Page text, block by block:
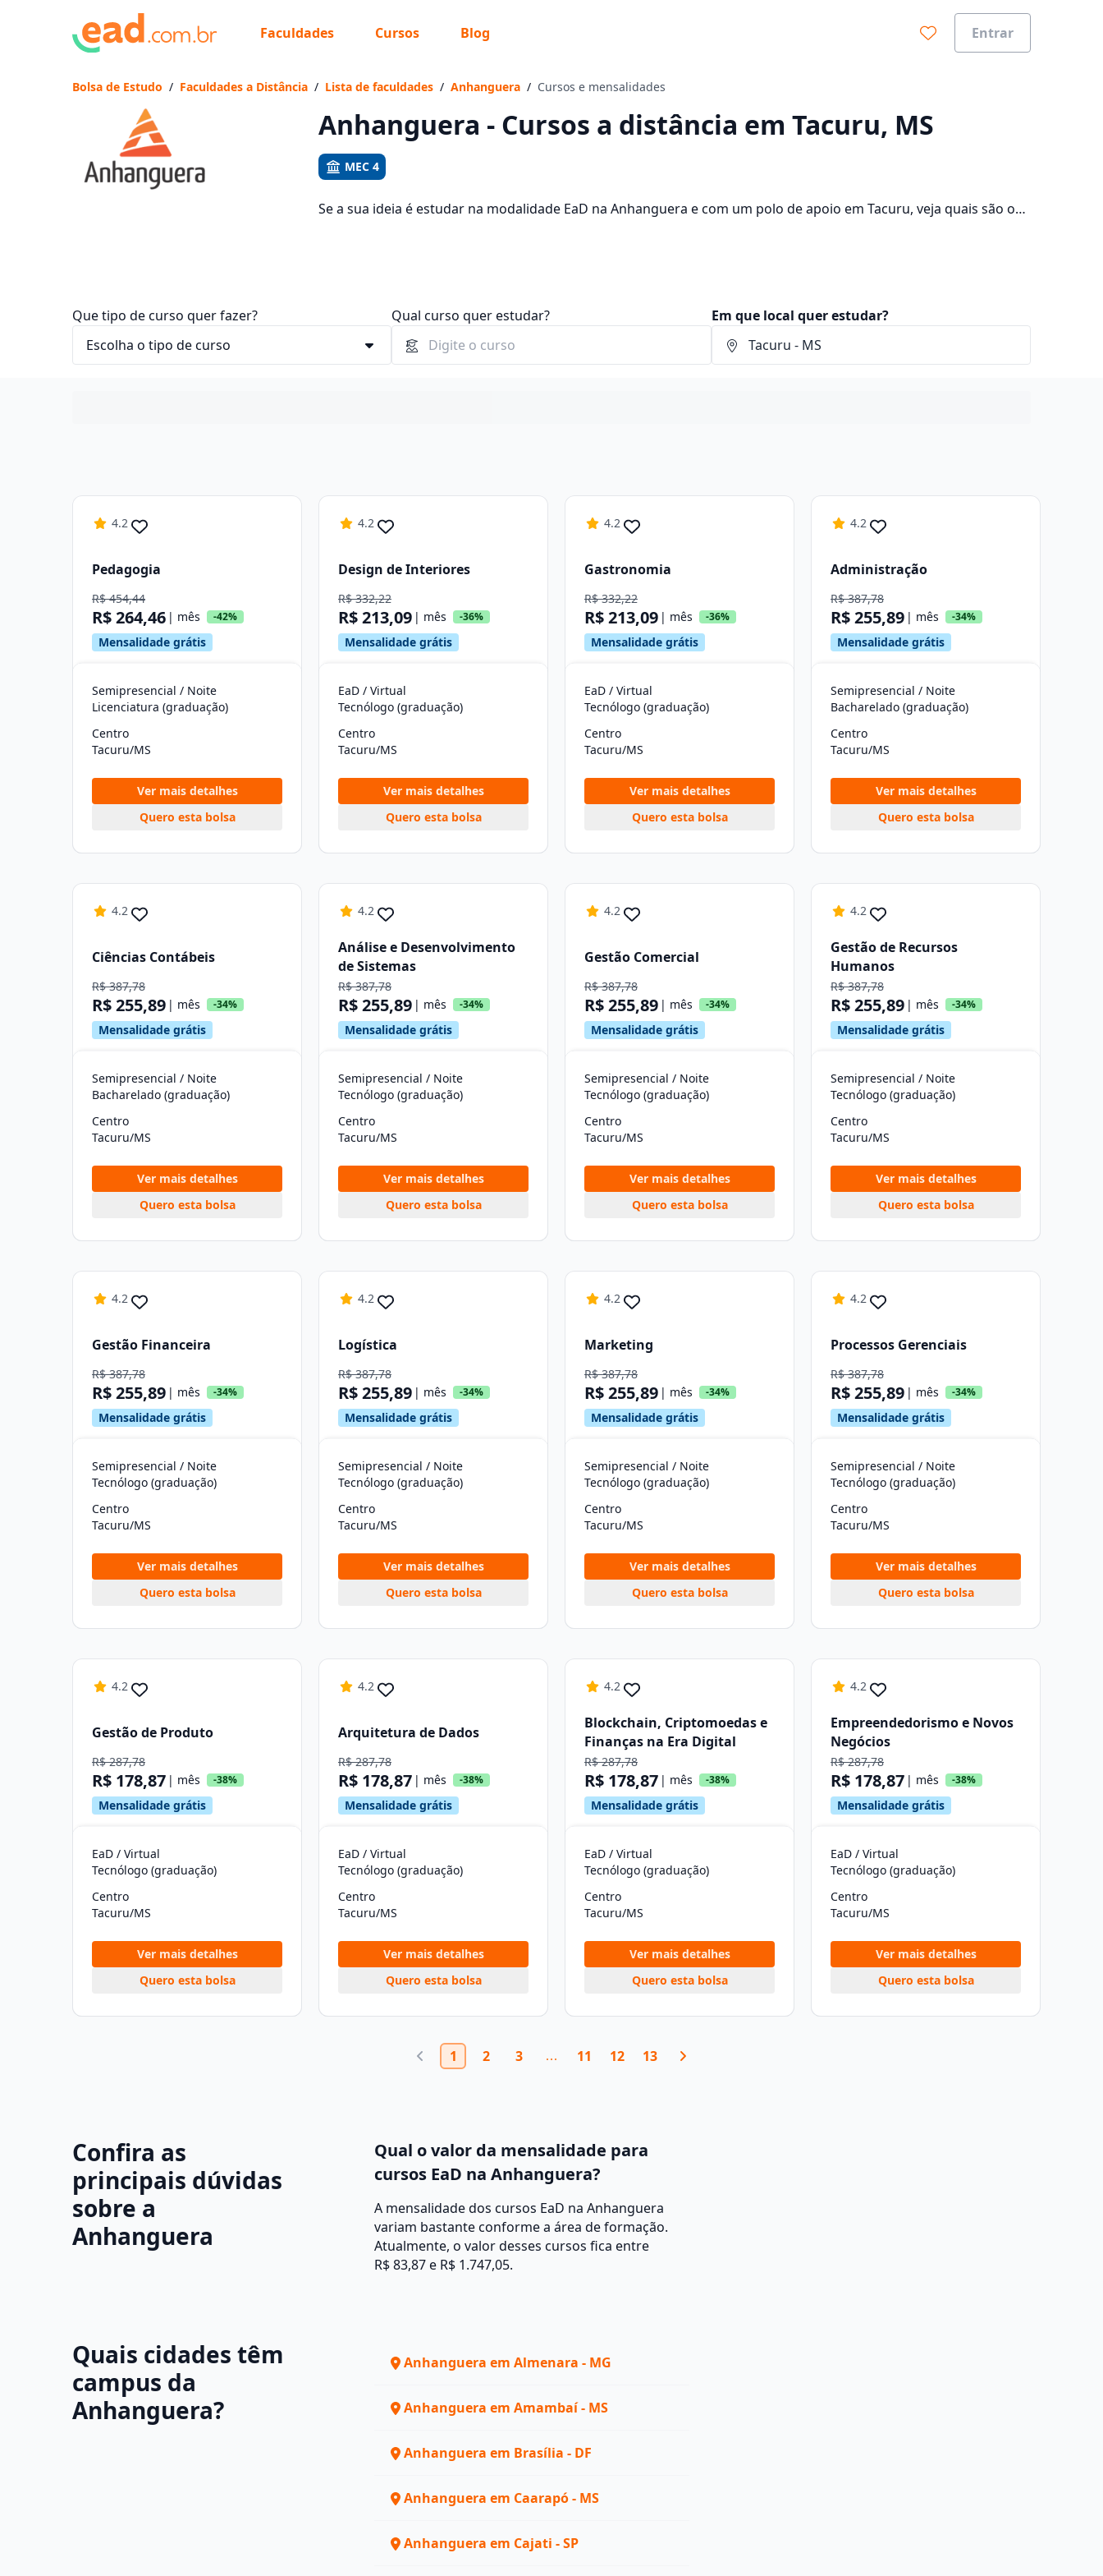
Faculdades Cursos Blog Entrar
Vamos te guiar no caminho ideal para seus estudos
Bolsa de Estudo / Faculdades a Distância / Lista de faculdades / Anhanguera / Cursos e mensalidades
Anhanguera - Cursos a distância em Tacuru, MS
MEC 4
Se a sua ideia é estudar na modalidade EaD na Anhanguera e com um polo de apoio em Tacuru, veja quais são os
Que tipo de curso quer fazer? Qual curso quer estudar? Em que local quer estudar?
4.2
Pedagogia
R$ 454,44
R$ 264,46 | mês -42%
Mensalidade grátis
Semipresencial / Noite
Licenciatura (graduação)
Centro
Tacuru/MS
Ver mais detalhes
Quero esta bolsa
4.2
Design de Interiores
R$ 332,22
R$ 213,09 | mês -36%
Mensalidade grátis
EaD / Virtual
Tecnólogo (graduação)
Centro
Tacuru/MS
Ver mais detalhes
Quero esta bolsa
4.2
Gastronomia
R$ 332,22
R$ 213,09 | mês -36%
Mensalidade grátis
EaD / Virtual
Tecnólogo (graduação)
Centro
Tacuru/MS
Ver mais detalhes
Quero esta bolsa
4.2
Administração
R$ 387,78
R$ 255,89 | mês -34%
Mensalidade grátis
Semipresencial / Noite
Bacharelado (graduação)
Centro
Tacuru/MS
Ver mais detalhes
Quero esta bolsa
4.2
Ciências Contábeis
R$ 387,78
R$ 255,89 | mês -34%
Mensalidade grátis
Semipresencial / Noite
Bacharelado (graduação)
Centro
Tacuru/MS
Ver mais detalhes
Quero esta bolsa
4.2
Análise e Desenvolvimento
de Sistemas
R$ 387,78
R$ 255,89 | mês -34%
Mensalidade grátis
Semipresencial / Noite
Tecnólogo (graduação)
Centro
Tacuru/MS
Ver mais detalhes
Quero esta bolsa
4.2
Gestão Comercial
R$ 387,78
R$ 255,89 | mês -34%
Mensalidade grátis
Semipresencial / Noite
Tecnólogo (graduação)
Centro
Tacuru/MS
Ver mais detalhes
Quero esta bolsa
4.2
Gestão de Recursos
Humanos
R$ 387,78
R$ 255,89 | mês -34%
Mensalidade grátis
Semipresencial / Noite
Tecnólogo (graduação)
Centro
Tacuru/MS
Ver mais detalhes
Quero esta bolsa
4.2
Gestão Financeira
R$ 387,78
R$ 255,89 | mês -34%
Mensalidade grátis
Semipresencial / Noite
Tecnólogo (graduação)
Centro
Tacuru/MS
Ver mais detalhes
Quero esta bolsa
4.2
Logística
R$ 387,78
R$ 255,89 | mês -34%
Mensalidade grátis
Semipresencial / Noite
Tecnólogo (graduação)
Centro
Tacuru/MS
Ver mais detalhes
Quero esta bolsa
4.2
Marketing
R$ 387,78
R$ 255,89 | mês -34%
Mensalidade grátis
Semipresencial / Noite
Tecnólogo (graduação)
Centro
Tacuru/MS
Ver mais detalhes
Quero esta bolsa
4.2
Processos Gerenciais
R$ 387,78
R$ 255,89 | mês -34%
Mensalidade grátis
Semipresencial / Noite
Tecnólogo (graduação)
Centro
Tacuru/MS
Ver mais detalhes
Quero esta bolsa
4.2
Gestão de Produto
R$ 287,78
R$ 178,87 | mês -38%
Mensalidade grátis
EaD / Virtual
Tecnólogo (graduação)
Centro
Tacuru/MS
Ver mais detalhes
Quero esta bolsa
4.2
Arquitetura de Dados
R$ 287,78
R$ 178,87 | mês -38%
Mensalidade grátis
EaD / Virtual
Tecnólogo (graduação)
Centro
Tacuru/MS
Ver mais detalhes
Quero esta bolsa
4.2
Blockchain, Criptomoedas e
Finanças na Era Digital
R$ 287,78
R$ 178,87 | mês -38%
Mensalidade grátis
EaD / Virtual
Tecnólogo (graduação)
Centro
Tacuru/MS
Ver mais detalhes
Quero esta bolsa
4.2
Empreendedorismo e Novos
Negócios
R$ 287,78
R$ 178,87 | mês -38%
Mensalidade grátis
EaD / Virtual
Tecnólogo (graduação)
Centro
Tacuru/MS
Ver mais detalhes
Quero esta bolsa
1 2 3 11 12 13
Confira as
principais dúvidas
sobre a
Anhanguera
Qual o valor da mensalidade para
cursos EaD na Anhanguera?
A mensalidade dos cursos EaD na Anhanguera
variam bastante conforme a área de formação.
Atualmente, o valor desses cursos fica entre
R$ 83,87 e R$ 1.747,05.
Quais cidades têm
campus da
Anhanguera?
Anhanguera em Almenara - MG
Anhanguera em Amambaí - MS
Anhanguera em Brasília - DF
Anhanguera em Caarapó - MS
Anhanguera em Cajati - SP